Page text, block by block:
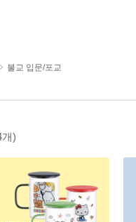
불교 입문/포교
개)